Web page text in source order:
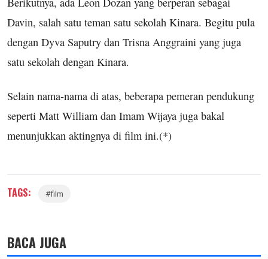
Davin, salah satu teman satu sekolah Kinara. Begitu pula
dengan Dyva Saputry dan Trisna Anggraini yang juga
satu sekolah dengan Kinara.
Selain nama-nama di atas, beberapa pemeran pendukung
seperti Matt William dan Imam Wijaya juga bakal
menunjukkan aktingnya di film ini.(*)
TAGS: #film
BACA JUGA